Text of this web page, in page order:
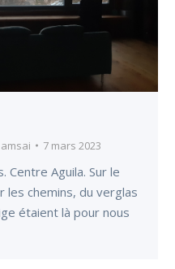
amsai 7 mars 2023
Centre Aguila. Sur le
chemins, du verglas
étaient là pour nous